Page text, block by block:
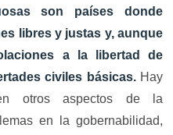
son países donde
libres y justas y, aunque
a la libertad de
civiles básicas.Hay
otros aspectos de la
en la gobernabilidad,